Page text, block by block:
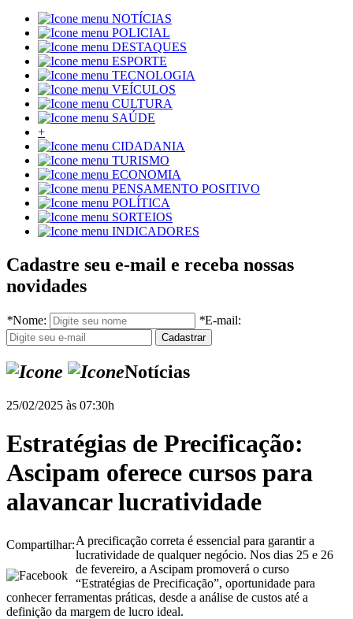
NOTÍCIAS
POLICIAL
DESTAQUES
ESPORTE
TECNOLOGIA
VEÍCULOS
CULTURA
SAÚDE
+
CIDADANIA
TURISMO
ECONOMIA
PENSAMENTO POSITIVO
POLÍTICA
SORTEIOS
INDICADORES
Cadastre seu e-mail e receba nossas
novidades
*Nome: *E-mail:
Notícias
25/02/2025 às 07:30h
Estratégias de Precificação:
Ascipam oferece cursos para
alavancar lucratividade
Compartilhar:A precificação correta é essencial para garantir a
lucratividade de qualquer negócio. Nos dias 25 e 26
de fevereiro, a Ascipam promoverá o curso
“Estratégias de Precificação”, oportunidade para
conhecer ferramentas práticas, desde a análise de custos até a
definição da margem de lucro ideal.